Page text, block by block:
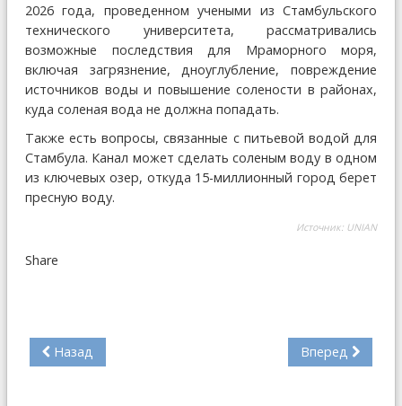
2026 года, проведенном учеными из Стамбульского
технического университета, рассматривались
возможные последствия для Мраморного моря,
включая загрязнение, дноуглубление, повреждение
источников воды и повышение солености в районах,
куда соленая вода не должна попадать.
Также есть вопросы, связанные с питьевой водой для
Стамбула. Канал может сделать соленым воду в одном
из ключевых озер, откуда 15-миллионный город берет
пресную воду.
Источник: UNIAN
Share
Назад Вперед